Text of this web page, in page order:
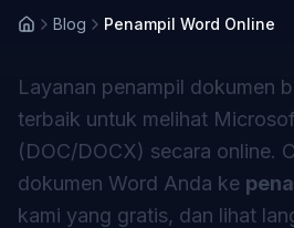
Blog Penampil Word Online
Layanan penampil dokumen
terbaik untuk melihat
(DOC/DOCX) secara online.
dokumen Word Anda ke
kami yang gratis, dan lihat